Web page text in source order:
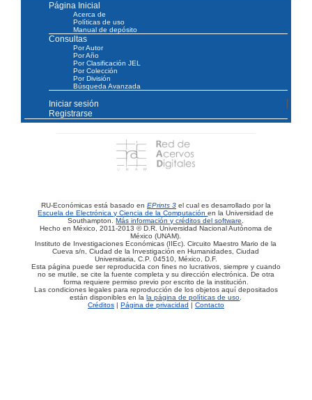
Página Inicial
Acerca de
Políticas de uso
Manual de depósito
Consultas
Por Autor
Por Año
Por Clasificación JEL
Por Colección
Por División
Búsqueda Avanzada
Iniciar sesión
Registrarse
RU-Económicas está basado en EPrints 3 el cual es desarrollado por la
Escuela de Electrónica y Ciencia de la Computaciónen la Universidad de
Southampton.Más información y créditos del software.
Hecho en México, 2011-2013 © D.R. Universidad Nacional Autónoma de
México (UNAM).
Instituto de Investigaciones Económicas (IIEc). Circuito Maestro Mario de la
Cueva s/n, Ciudad de la Investigación en Humanidades, Ciudad
Universitaria, C.P. 04510, México, D.F.
Esta página puede ser reproducida con fines no lucrativos, siempre y cuando
no se mutile, se cite la fuente completa y su dirección electrónica. De otra
forma requiere permiso previo por escrito de la institución.
Las condiciones legales para reproducción de los objetos aquí depositados
están disponibles en lala página de políticas de uso.
Créditos| Página de privacidad | Contacto